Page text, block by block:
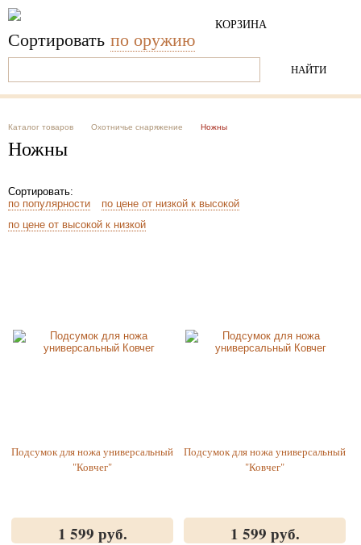
КОРЗИНА
Сортировать по оружию
Каталог товаров Охотничье снаряжение Ножны
Ножны
Сортировать:
по популярности
по цене от низкой к высокой
по цене от высокой к низкой
Подсумок для ножа универсальный
"Ковчег"
1 599 руб.
Подсумок для ножа универсальный
"Ковчег"
1 599 руб.